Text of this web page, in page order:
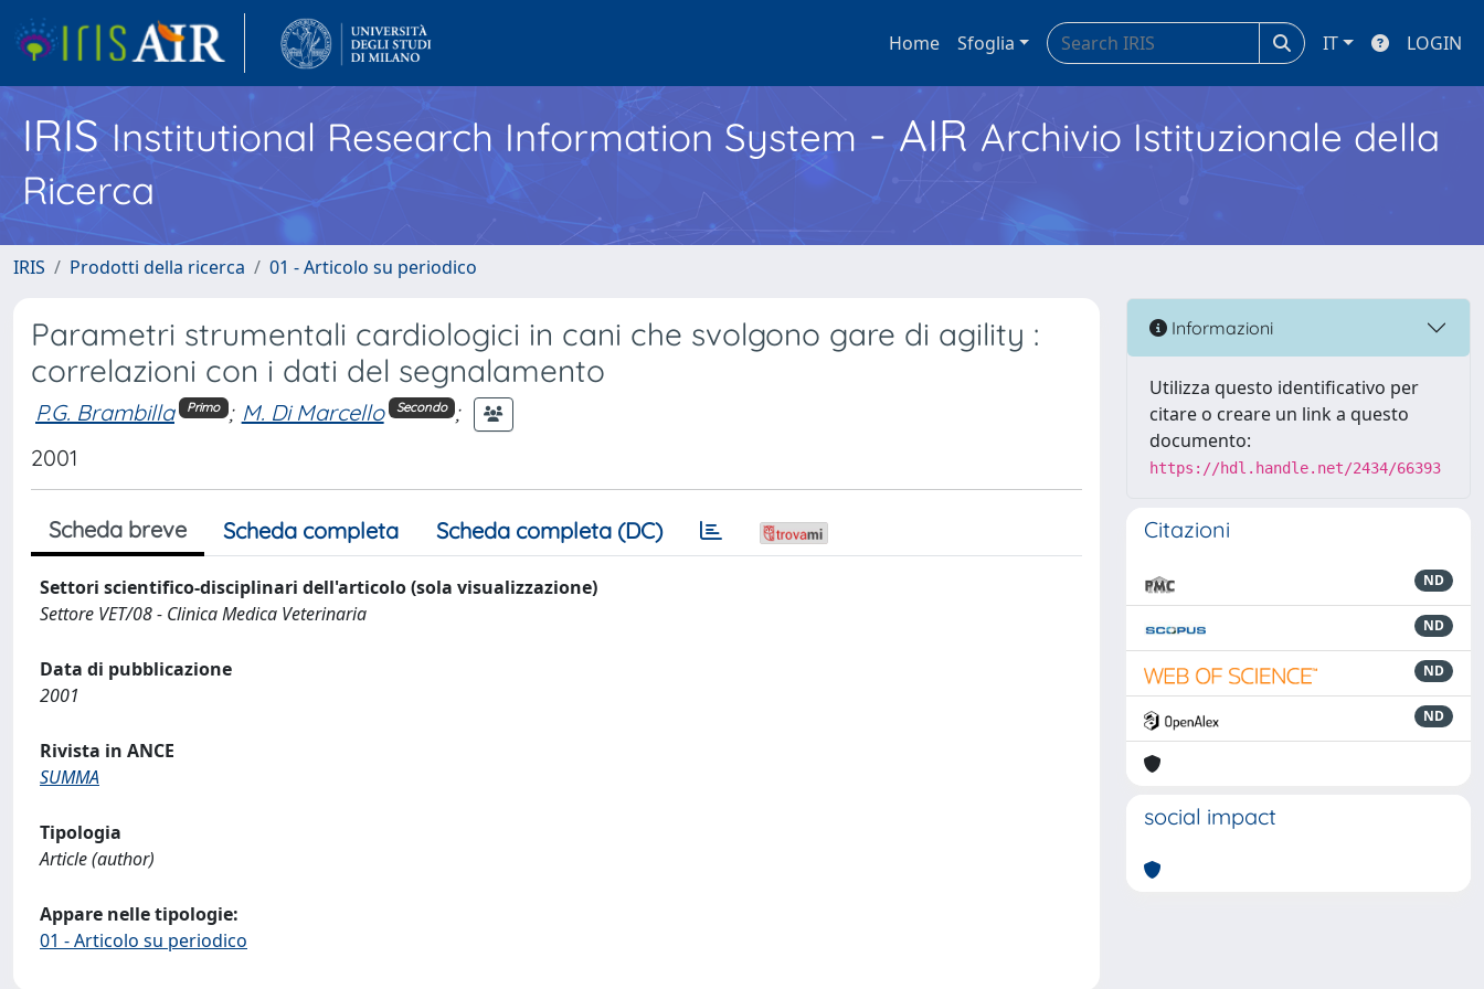
Home Sfoglia IT LOGIN
IRISInstitutional Research Information System - AIR Archivio Istituzionale della
Ricerca
IRIS Prodotti della ricerca 01 - Articolo su periodico
Parametri strumentali cardiologici in cani che svolgono gare di agility :
correlazioni con i dati del segnalamento
P.G. Brambilla Primo ; M. Di Marcello Secondo
;
2001
Scheda breve Scheda completa Scheda completa (DC)
Settori scientifico-disciplinari dell'articolo (sola visualizzazione)
Settore VET/08 - Clinica Medica Veterinaria
Data di pubblicazione
2001
Rivista in ANCE
SUMMA
Tipologia
Article (author)
Appare nelle tipologie:
01 - Articolo su periodico
Informazioni
Utilizza questo identificativo per
citare o creare un link a questo
documento:
https://hdl.handle.net/2434/66393
Citazioni
ND
ND
ND
ND
social impact